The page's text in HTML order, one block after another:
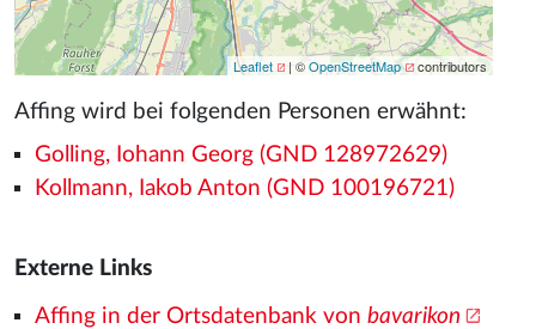
Leaflet | ©OpenStreetMap contributors
Affing wird bei folgenden Personen erwähnt:
Golling, Iohann Georg (GND 128972629)
Kollmann, Iakob Anton (GND 100196721)
Externe Links
Affing in der Ortsdatenbank von bavarikon